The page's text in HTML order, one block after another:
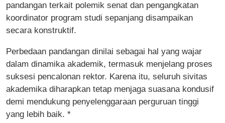
pandangan terkait polemik senat dan pengangkatan
koordinator program studi sepanjang disampaikan
secara konstruktif.
Perbedaan pandangan dinilai sebagai hal yang wajar
dalam dinamika akademik, termasuk menjelang proses
suksesi pencalonan rektor. Karena itu, seluruh sivitas
akademika diharapkan tetap menjaga suasana kondusif
demi mendukung penyelenggaraan perguruan tinggi
yang lebih baik. *